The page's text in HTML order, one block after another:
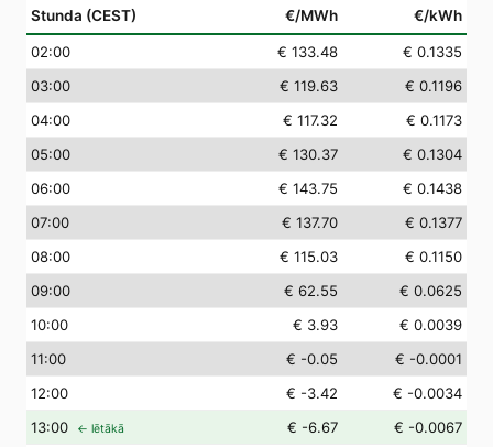
Stunda (CEST) €/MWh €/kWh
02:00 € 133.48
€ 0.1335
03:00 € 119.63
€ 0.1196
04:00 € 117.32
€ 0.1173
05:00 € 130.37
€ 0.1304
06:00 € 143.75
€ 0.1438
07:00 € 137.70
€ 0.1377
08:00 € 115.03
€ 0.1150
09:00 € 62.55
€ 0.0625
10:00 € 3.93
€ 0.0039
11:00 € -0.05
€ -0.0001
12:00 € -3.42
€ -0.0034
13:00 ← lētākā € -6.67
€ -0.0067